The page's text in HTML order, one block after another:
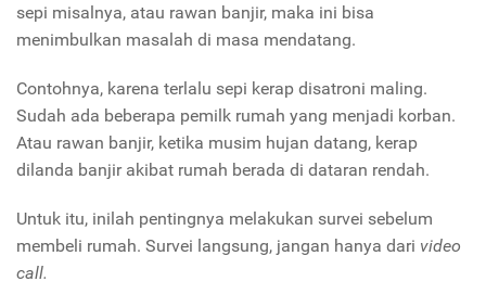
sepi misalnya, atau rawan banjir, maka ini bisa
menimbulkan masalah di masa mendatang.
Contohnya, karena terlalu sepi kerap disatroni maling.
Sudah ada beberapa pemilk rumah yang menjadi korban.
Atau rawan banjir, ketika musim hujan datang, kerap
dilanda banjir akibat rumah berada di dataran rendah.
Untuk itu, inilah pentingnya melakukan survei sebelum
membeli rumah. Survei langsung, jangan hanya dari video
call.